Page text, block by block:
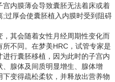
内膜薄会导致囊胚无法着床或着
过厚会使囊胚植入内膜时受到阻碍
其会随着女性月经周期性变化而
不同。在梦美HRC，试管专家是
行囊胚移植，因为此时的子宫内
腺体及间质明显增生、腺体增
变得疏松柔软，并释放出营养物